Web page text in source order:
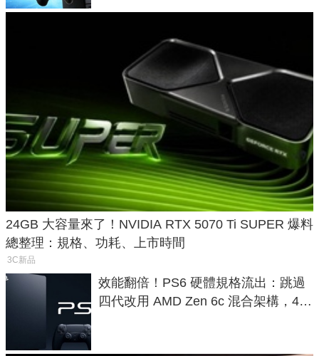
24GB 大容量來了！NVIDIA RTX 5070 Ti SUPER 爆料
總整理：規格、功耗、上市時間
3C新品
效能翻倍！PS6 硬體規格流出：跳過
四代改用 AMD Zen 6c 混合架構，4K